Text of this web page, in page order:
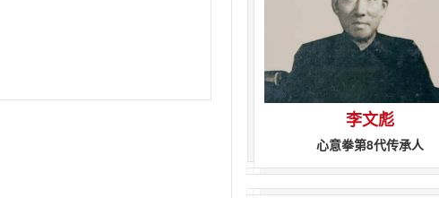
李文彪
心意拳第8代传承人